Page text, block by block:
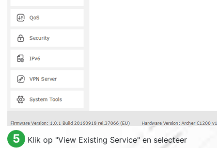
5 Klik op "View Existing Service" en selecteer